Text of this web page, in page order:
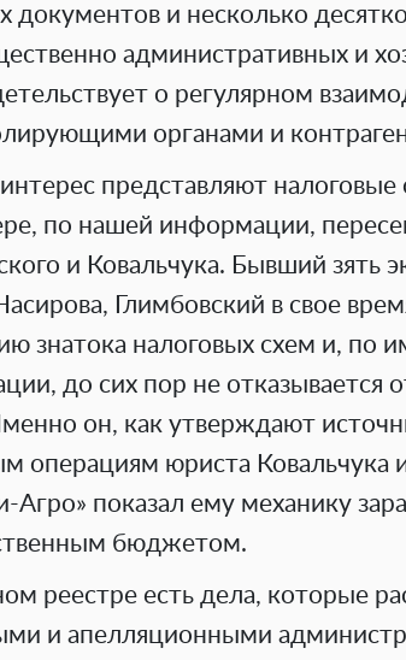
документов и несколько
административных и
о регулярном
органами и
представляют
по нашей информации,
и Ковальчука. Бывший зять
Глимбовский в свое
знатока налоговых схем и, по
до сих пор не отказывается
он, как утверждают
операциям юриста Ковальчука
Агро» показал ему механику
бюджетом.
реестре есть дела, которые
и апелляционными